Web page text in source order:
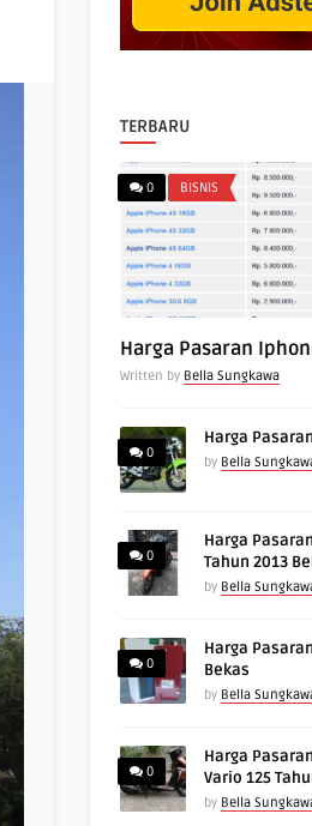
TERBARU
0 BISNIS
Harga Pasaran
Written by Bella Sungkawa
0
Harga
by Bella
0
Harga
Tahun 2013
by Bella
0
Harga
Bekas
by Bella
0
Harga
Vario 125
by Bella